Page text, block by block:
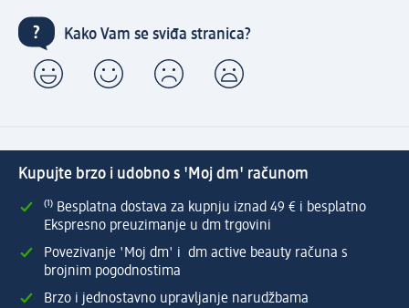
Kako Vam se sviđa stranica?
Kupujte brzo i udobno s 'Moj dm' računom
⁽¹⁾ Besplatna dostava za kupnju iznad 49 € i besplatno
Ekspresno preuzimanje u dm trgovini
Povezivanje 'Moj dm' i dm active beauty računa s
brojnim pogodnostima
Brzo i jednostavno upravljanje narudžbama